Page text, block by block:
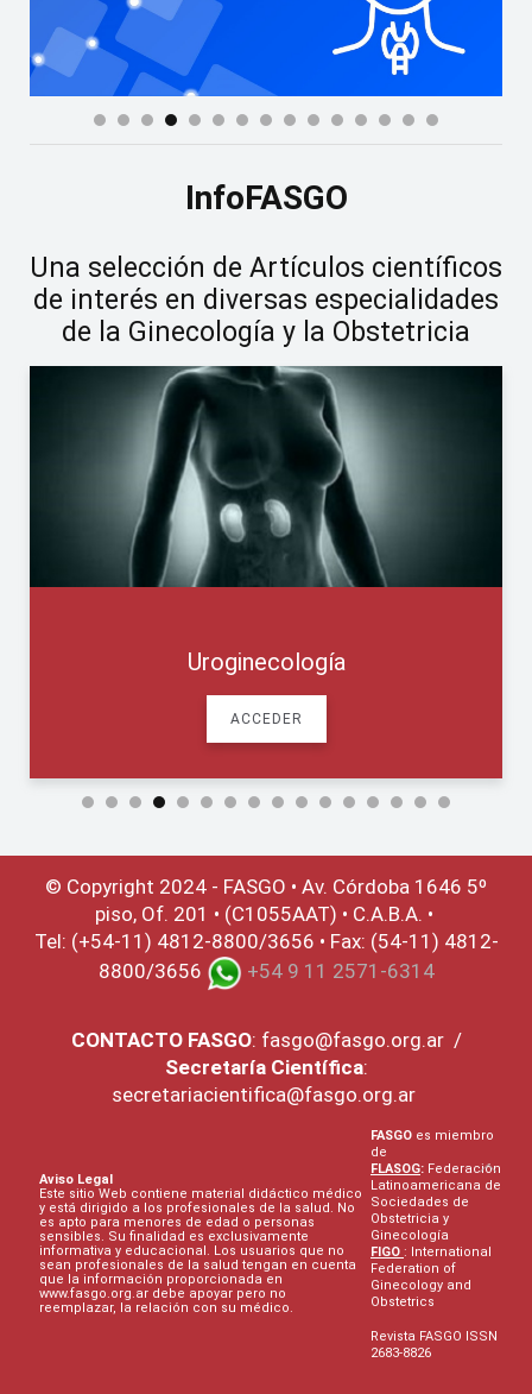
InfoFASGO
Una selección de Artículos científicos
de interés en diversas especialidades
de la Ginecología y la Obstetricia
Uroginecología
ACCEDER
© Copyright 2024 - FASGO • Av. Córdoba 1646 5º
piso, Of. 201 • (C1055AAT) • C.A.B.A. •
Tel: (+54-11) 4812-8800/3656 • Fax: (54-11) 4812-
8800/3656
+54 9 11 2571-6314
CONTACTO FASGO: fasgo@fasgo.org.ar/
Secretaría Científica:
secretariacientifica@fasgo.org.ar
Aviso Legal
Este sitio Web contiene material didáctico médico
y está dirigido a los profesionales de la salud. No
es apto para menores de edad o personas
sensibles. Su finalidad es exclusivamente
informativa y educacional. Los usuarios que no
sean profesionales de la salud tengan en cuenta
que la información proporcionada en
www.fasgo.org.ar debe apoyar pero no
reemplazar, la relación con su médico.
FASGO es miembro
de
FLASOG: Federación
Latinoamericana de
Sociedades de
Obstetricia y
Ginecología
FIGO : International
Federation of
Ginecology and
Obstetrics
Revista FASGO ISSN
2683-8826